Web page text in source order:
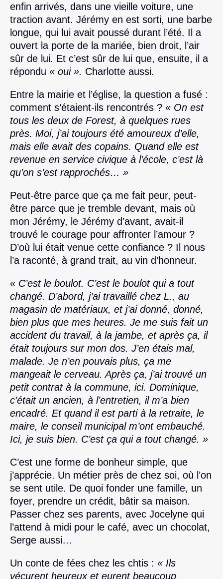
enfin arrivés, dans une vieille voiture, une
traction avant. Jérémy en est sorti, une barbe
longue, qui lui avait poussé durant l’été. Il a
ouvert la porte de la mariée, bien droit, l’air
sûr de lui. Et c’est sûr de lui que, ensuite, il a
répondu « oui ». Charlotte aussi.
Entre la mairie et l’église, la question a fusé :
comment s’étaient-ils rencontrés ? « On est
tous les deux de Forest, à quelques rues
près. Moi, j’ai toujours été amoureux d’elle,
mais elle avait des copains. Quand elle est
revenue en service civique à l’école, c’est là
qu’on s’est rapprochés… »
Peut-être parce que ça me fait peur, peut-
être parce que je tremble devant, mais où
mon Jérémy, le Jérémy d’avant, avait-il
trouvé le courage pour affronter l’amour ?
D’où lui était venue cette confiance ? Il nous
l’a raconté, à grand trait, au vin d’honneur.
« C’est le boulot. C’est le boulot qui a tout
changé. D’abord, j’ai travaillé chez L., au
magasin de matériaux, et j’ai donné, donné,
bien plus que mes heures. Je me suis fait un
accident du travail, à la jambe, et après ça, il
était toujours sur mon dos. J’en étais mal,
malade. Je n’en pouvais plus, ça me
mangeait le cerveau. Après ça, j’ai trouvé un
petit contrat à la commune, ici. Dominique,
c’était un ancien, à l’entretien, il m’a bien
encadré. Et quand il est parti à la retraite, le
maire, le conseil municipal m’ont embauché.
Ici, je suis bien. C’est ça qui a tout changé. »
C’est une forme de bonheur simple, que
j’apprécie. Un métier près de chez soi, où l’on
se sent utile. De quoi fonder une famille, un
foyer, prendre un crédit, bâtir sa maison.
Passer chez ses parents, avec Jocelyne qui
l’attend à midi pour le café, avec un chocolat,
Serge aussi…
Un conte de fées chez les chtis : « Ils
vécurent heureux et eurent beaucoup